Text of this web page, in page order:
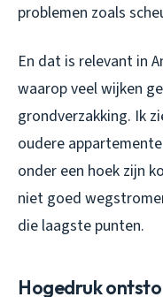
problemen zoals
En dat is relevant in
waarop veel wijken
grondverzakking. Ik
oudere
onder een hoek zijn
niet goed
die laagste punten.
Hogedruk